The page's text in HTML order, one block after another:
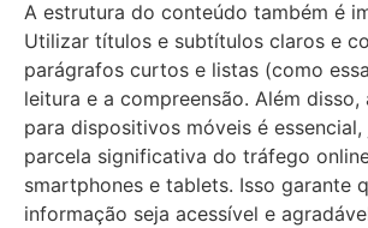
A estrutura do conteúdo também é
Utilizar títulos e subtítulos claros e
parágrafos curtos e listas (como
leitura e a compreensão. Além
para dispositivos móveis é essencial,
parcela significativa do tráfego
smartphones e tablets. Isso garante
informação seja acessível e